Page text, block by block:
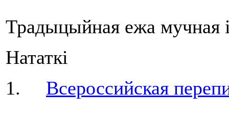
Традыцыйная ежа мучная
Нататкі
1. Всероссийская